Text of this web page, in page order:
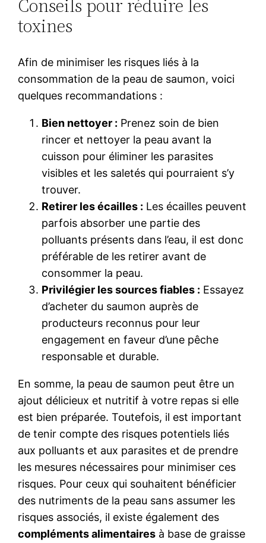
Conseils pour réduire les
toxines
Afin de minimiser les risques liés à la
consommation de la peau de saumon, voici
quelques recommandations :
Bien nettoyer : Prenez soin de bien
rincer et nettoyer la peau avant la
cuisson pour éliminer les parasites
visibles et les saletés qui pourraient s’y
trouver.
Retirer les écailles : Les écailles peuvent
parfois absorber une partie des
polluants présents dans l’eau, il est donc
préférable de les retirer avant de
consommer la peau.
Privilégier les sources fiables : Essayez
d’acheter du saumon auprès de
producteurs reconnus pour leur
engagement en faveur d’une pêche
responsable et durable.
En somme, la peau de saumon peut être un
ajout délicieux et nutritif à votre repas si elle
est bien préparée. Toutefois, il est important
de tenir compte des risques potentiels liés
aux polluants et aux parasites et de prendre
les mesures nécessaires pour minimiser ces
risques. Pour ceux qui souhaitent bénéficier
des nutriments de la peau sans assumer les
risques associés, il existe également des
compléments alimentaires à base de graisse